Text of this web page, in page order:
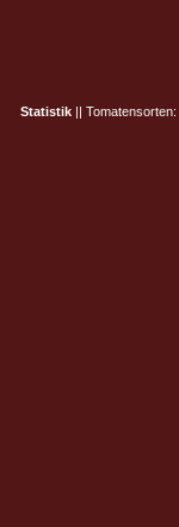
Statistik|| Tomatensorten: